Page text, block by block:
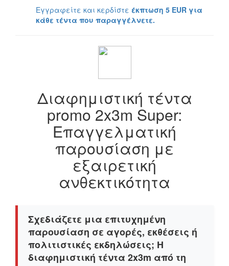
Εγγραφείτε και κερδίστε έκπτωση 5 EUR για
κάθε τέντα που παραγγέλνετε.
Διαφημιστική τέντα
promo 2x3m Super:
Επαγγελματική
παρουσίαση με
εξαιρετική
ανθεκτικότητα
Σχεδιάζετε μια επιτυχημένη
παρουσίαση σε αγορές, εκθέσεις ή
πολιτιστικές εκδηλώσεις; Η
διαφημιστική τέντα 2x3m από τη